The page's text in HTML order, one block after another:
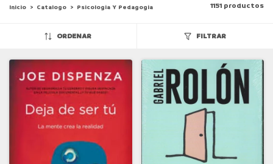
Inicio > Catalogo > Psicologia Y Pedagogia 1151 productos
ORDENAR FILTRAR